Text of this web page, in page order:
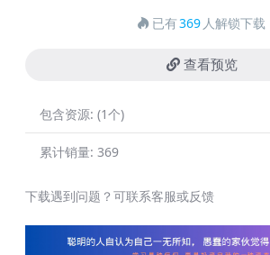
已有369 人解锁下载
查看预览
包含资源: (1个)
累计销量: 369
下载遇到问题？可联系客服或反馈